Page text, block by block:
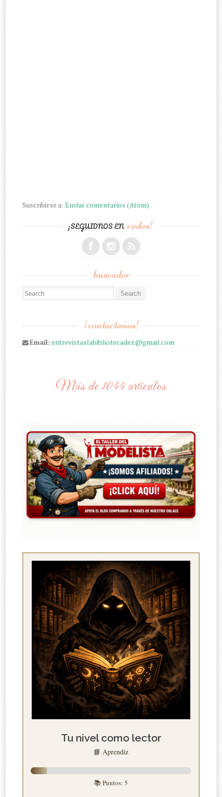
Suscribirse a:Enviar comentarios (Atom)
¡SEGUIDNOS ENredes!
buscador
Search for:
¡contactanos!
Email: entrevistaslabibliotecadez@gmail.com
Más de 1044 artículos
Tu nivel como lector
📘 Aprendiz
📚 Puntos: 5